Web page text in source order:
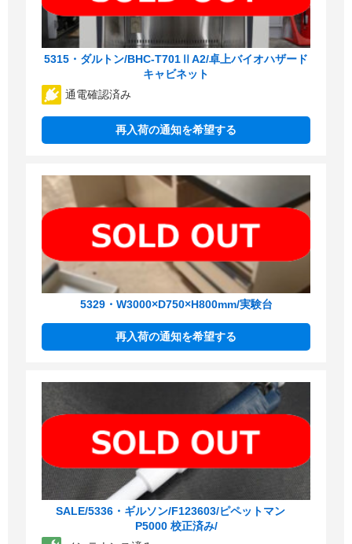
5315・ダルトン/BHC-T701ⅡA2/卓上バイオハザード
キャビネット
通電確認済み
再入荷の通知を希望する
5329・W3000×D750×H800mm/実験台
再入荷の通知を希望する
SALE/5336・ギルソン/F123603/ピペットマン
P5000 校正済み/